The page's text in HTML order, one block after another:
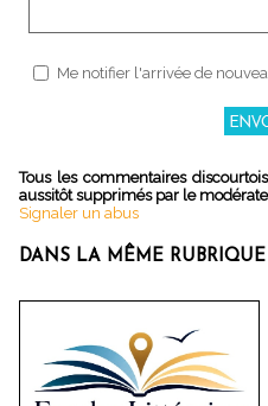
Me notifier l'arrivée de
Tous les commentaires
aussitôt supprimés par le
Signaler un abus
DANS LA MÊME RUBRIQUE